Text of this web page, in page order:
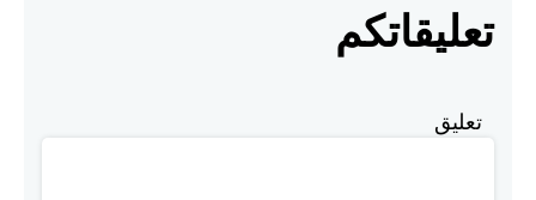
تعليقاتكم
تعليق